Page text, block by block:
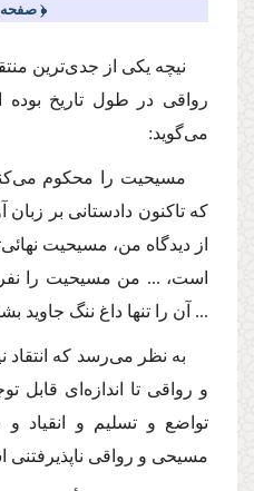
﴿ صفحه 217
‌نیچه‌ یكی از جدی‌ترین
رواقی در طول تاریخ
می‌گوید:
مسیحیت را محكوم
كه تاكنون دادستانی بر
از دیدگاه من، مسیحیت
است، ... من مسیحیت را
... آن را تنها داغ ننگ جاوید
‌به نظر می‌رسد كه انتقاد
و رواقی تا اندازه‌ای قابل
تواضع و تسلیم و انقیاد
مسیحی و رواقی